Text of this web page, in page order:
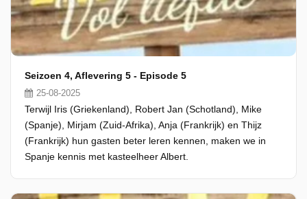
Seizoen 4, Aflevering 5 - Episode 5
25-08-2025
Terwijl Iris (Griekenland), Robert Jan (Schotland), Mike
(Spanje), Mirjam (Zuid-Afrika), Anja (Frankrijk) en Thijz
(Frankrijk) hun gasten beter leren kennen, maken we in
Spanje kennis met kasteelheer Albert.